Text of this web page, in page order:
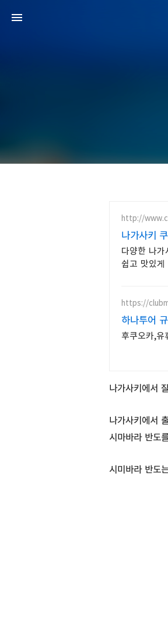
http://
나가사키
다양한 나
쉽고 맛있게
https://
하나투어
후쿠오카,유
나가사키에서
나가사키에서
시마바라 반도
시미바라 반도